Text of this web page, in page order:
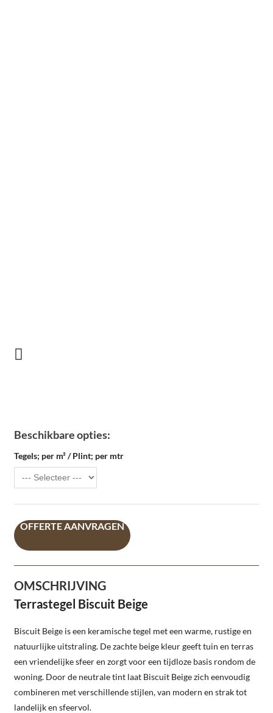
Beschikbare opties:
Tegels; per m² / Plint; per mtr
OFFERTE AANVRAGEN
OMSCHRIJVING
Terrastegel Biscuit Beige
Biscuit Beige is een keramische tegel met een warme, rustige en
natuurlijke uitstraling. De zachte beige kleur geeft tuin en terras
een vriendelijke sfeer en zorgt voor een tijdloze basis rondom de
woning. Door de neutrale tint laat Biscuit Beige zich eenvoudig
combineren met verschillende stijlen, van modern en strak tot
landelijk en sfeervol.